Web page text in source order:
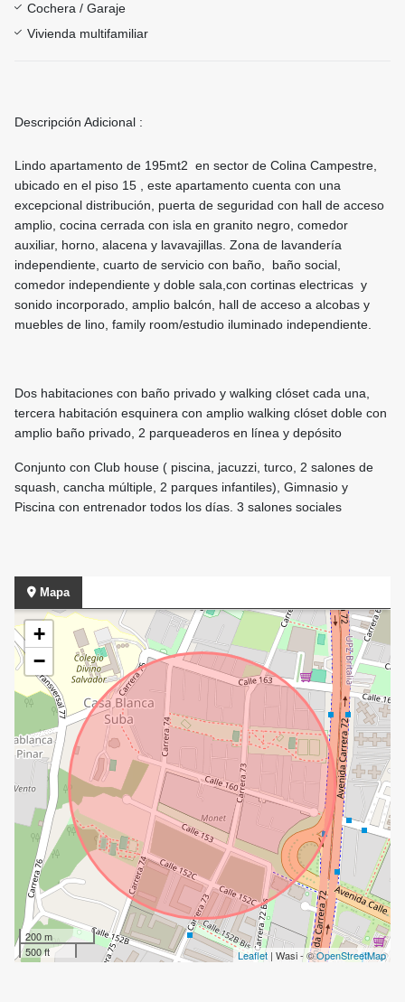
Cochera / Garaje
Vivienda multifamiliar
Descripción Adicional :
Lindo apartamento de 195mt2 en sector de Colina Campestre,
ubicado en el piso 15 , este apartamento cuenta con una
excepcional distribución, puerta de seguridad con hall de acceso
amplio, cocina cerrada con isla en granito negro, comedor
auxiliar, horno, alacena y lavavajillas. Zona de lavandería
independiente, cuarto de servicio con baño, baño social,
comedor independiente y doble sala,con cortinas electricas y
sonido incorporado, amplio balcón, hall de acceso a alcobas y
muebles de lino, family room/estudio iluminado independiente.
Dos habitaciones con baño privado y walking clóset cada una,
tercera habitación esquinera con amplio walking clóset doble con
amplio baño privado, 2 parqueaderos en línea y depósito
Conjunto con Club house ( piscina, jacuzzi, turco, 2 salones de
squash, cancha múltiple, 2 parques infantiles), Gimnasio y
Piscina con entrenador todos los días. 3 salones sociales
Mapa
+
−
200 m
500 ft
Leaflet | Wasi - ©OpenStreetMap